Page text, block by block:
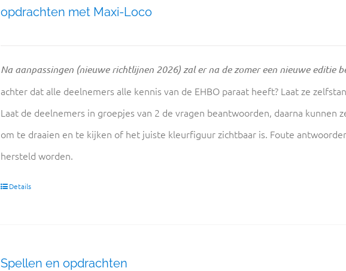
opdrachten met Maxi-Loco
Na aanpassingen (nieuwe richtlijnen 2026) zal er na de zomer een nieuwe editie
achter dat alle deelnemers alle kennis van de EHBO paraat heeft? Laat ze
Laat de deelnemers in groepjes van 2 de vragen beantwoorden, daarna kunnen
om te draaien en te kijken of het juiste kleurfiguur zichtbaar is. Foute
hersteld worden.
Details
Spellen en opdrachten